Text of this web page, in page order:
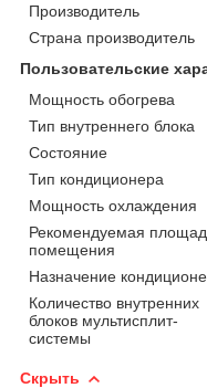
Производитель
Страна производитель
Пользовательские
Мощность обогрева
Тип внутреннего блока
Состояние
Тип кондиционера
Мощность охлаждения
Рекомендуемая
помещения
Назначение
Количество внутренних
блоков мультисплит-
системы
Скрыть